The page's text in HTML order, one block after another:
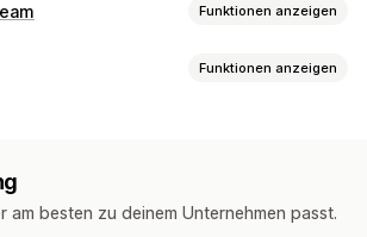
Funktionen anzeigen
Aufnahmetools
Videovorlagen
Funktionen anzeigen
am besten zu deinem Unternehmen passt.